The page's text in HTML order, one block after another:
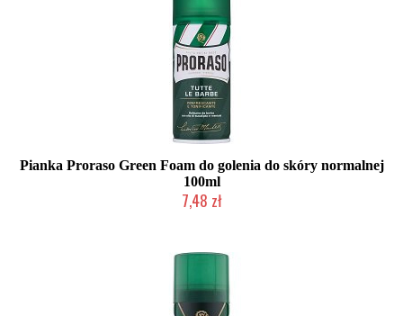
Pianka Proraso Green Foam do golenia do skóry normalnej
100ml
7,48 zł